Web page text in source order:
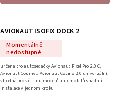
AVIONAUT ISOFIX DOCK 2
Momentálně
nedostupné
určena pro autosedačky Avionaut Pixel Pro 2.0 C,
Avionaut Cosmo a Avionaut Cosmo 2.0 univerzální:
vhodná pro většinu modelů automobilů snadná
instalace v jednom kroku